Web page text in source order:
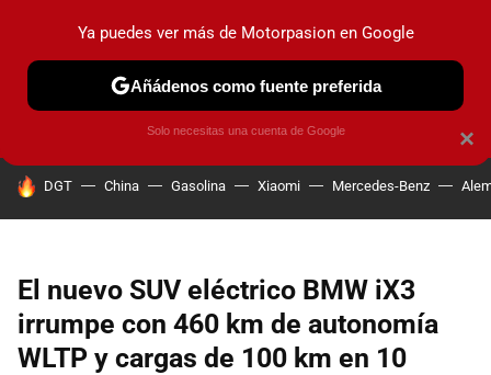
PRUEBAS COCHES ELÉCTRICOS OBSERVATORIO
HOY SE HABLA DE
DGT China Gasolina Xiaomi Mercedes-Benz
El nuevo SUV eléctrico BMW iX3
irrumpe con 460 km de autonomía
WLTP y cargas de 100 km en 10
×
Ya puedes ver más de Motorpasion en Google
Añádenos como fuente preferida
Solo necesitas una cuenta de Google